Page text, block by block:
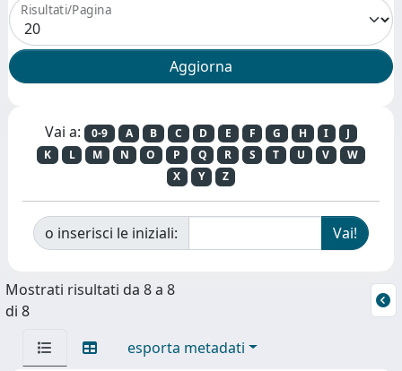
Risultati/Pagina
Vai a: 0-9 A B C D E F G H I
J
K
L M N O P Q R S T U V
W
X
Y Z
o inserisci le iniziali:
Mostrati risultati da 8 a 8
di 8
esporta metadati